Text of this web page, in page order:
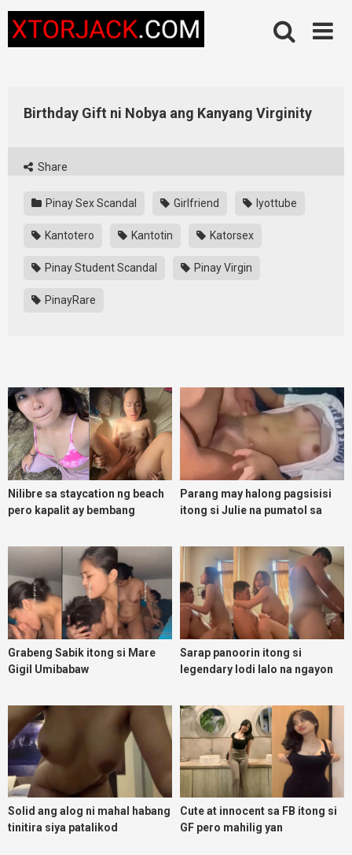
content
Birthday Gift ni Nobya ang Kanyang Virginity
Share
Pinay Sex Scandal Girlfriend Iyottube
Kantotero Kantotin Katorsex
Pinay Student Scandal Pinay Virgin
PinayRare
Nilibre sa staycation ng beach
pero kapalit ay bembang
Parang may halong pagsisisi
itong si Julie na pumatol sa
Grabeng Sabik itong si Mare
Gigil Umibabaw
Sarap panoorin itong si
legendary lodi lalo na ngayon
Solid ang alog ni mahal habang
tinitira siya patalikod
Cute at innocent sa FB itong si
GF pero mahilig yan